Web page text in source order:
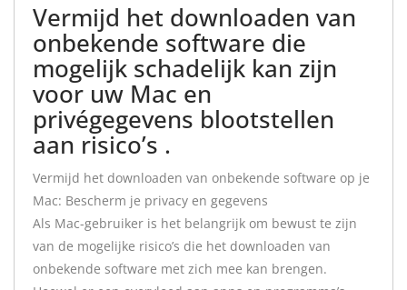
Vermijd het downloaden van
onbekende software die
mogelijk schadelijk kan zijn
voor uw Mac en
privégegevens blootstellen
aan risico’s .
Vermijd het downloaden van onbekende software op je
Mac: Bescherm je privacy en gegevens
Als Mac-gebruiker is het belangrijk om bewust te zijn
van de mogelijke risico’s die het downloaden van
onbekende software met zich mee kan brengen.